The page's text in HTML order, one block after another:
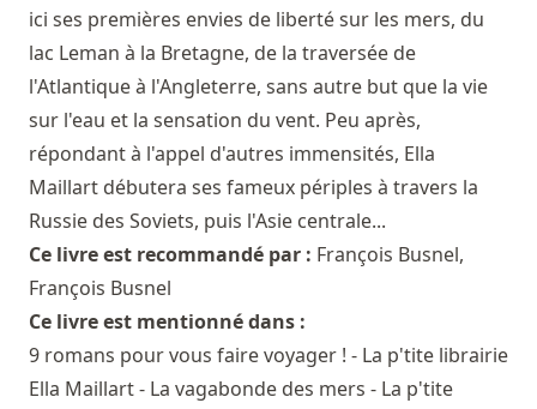
ici ses premières envies de liberté sur les mers, du
lac Leman à la Bretagne, de la traversée de
l'Atlantique à l'Angleterre, sans autre but que la vie
sur l'eau et la sensation du vent. Peu après,
répondant à l'appel d'autres immensités, Ella
Maillart débutera ses fameux périples à travers la
Russie des Soviets, puis l'Asie centrale...
Ce livre est recommandé par : François Busnel,
François Busnel
Ce livre est mentionné dans :
9 romans pour vous faire voyager ! - La p'tite librairie
Ella Maillart - La vagabonde des mers - La p'tite